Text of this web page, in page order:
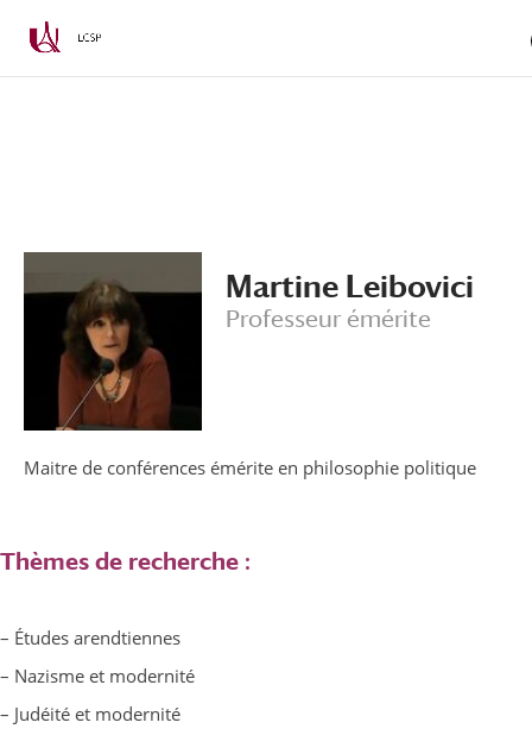
Martine Leibovici
Professeur émérite
Maitre de conférences émérite en philosophie politique
Thèmes de recherche :
– Études arendtiennes
– Nazisme et modernité
– Judéité et modernité